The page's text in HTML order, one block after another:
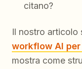
citano?
Il nostro articolo
workflow AI
mostra come